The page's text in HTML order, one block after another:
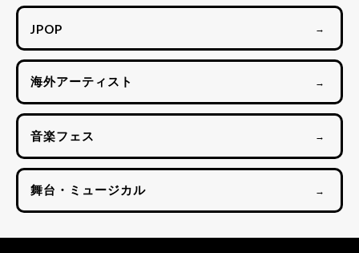
JPOP →
海外アーティスト →
音楽フェス →
舞台・ミュージカル →